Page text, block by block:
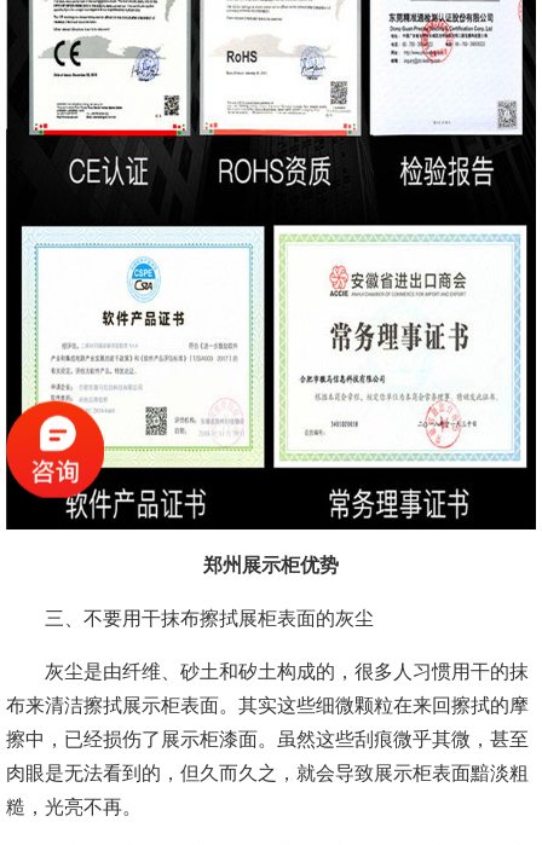
郑州展示柜优势
三、不要用干抹布擦拭展柜表面的灰尘
灰尘是由纤维、砂土和矽土构成的，很多人习惯用干的抹
布来清洁擦拭展示柜表面。其实这些细微颗粒在来回擦拭的摩
擦中，已经损伤了展示柜漆面。虽然这些刮痕微乎其微，甚至
肉眼是无法看到的，但久而久之，就会导致展示柜表面黯淡粗
糙，光亮不再。